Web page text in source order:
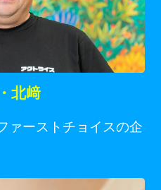
北﨑
ァーストチョイスの企